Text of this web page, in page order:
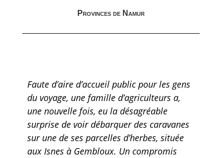
Provinces de Namur
Faute d’aire d’accueil public pour les gens
du voyage, une famille d’agriculteurs a,
une nouvelle fois, eu la désagréable
surprise de voir débarquer des caravanes
sur une de ses parcelles d’herbes, située
aux Isnes à Gembloux. Un compromis